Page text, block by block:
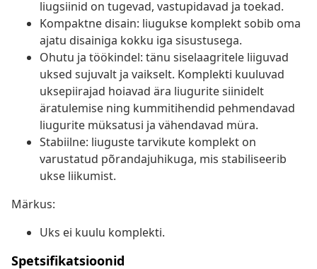
liugsiinid on tugevad, vastupidavad ja toekad.
Kompaktne disain: liugukse komplekt sobib oma
ajatu disainiga kokku iga sisustusega.
Ohutu ja töökindel: tänu siselaagritele liiguvad
uksed sujuvalt ja vaikselt. Komplekti kuuluvad
uksepiirajad hoiavad ära liugurite siinidelt
äratulemise ning kummitihendid pehmendavad
liugurite müksatusi ja vähendavad müra.
Stabiilne: liuguste tarvikute komplekt on
varustatud põrandajuhikuga, mis stabiliseerib
ukse liikumist.
Märkus:
Uks ei kuulu komplekti.
Spetsifikatsioonid